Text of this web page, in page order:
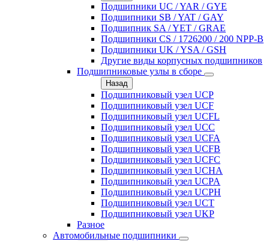
Подшипники UC / YAR / GYE
Подшипники SB / YAT / GAY
Подшипник SA / YET / GRAE
Подшипники CS / 1726200 / 200 NPP-B
Подшипники UK / YSA / GSH
Другие виды корпусных подшипников
Подшипниковые узлы в сборе
Назад
Подшипниковый узел UCP
Подшипниковый узел UCF
Подшипниковый узел UCFL
Подшипниковый узел UCC
Подшипниковый узел UCFA
Подшипниковый узел UCFB
Подшипниковый узел UCFC
Подшипниковый узел UCHA
Подшипниковый узел UCPA
Подшипниковый узел UCPH
Подшипниковый узел UCT
Подшипниковый узел UKP
Разное
Автомобильные подшипники